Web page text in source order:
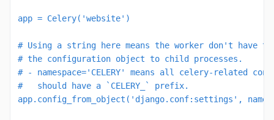
app = Celery('website')
# Using a string here means the worker don't have
# the configuration object to child processes.
# - namespace='CELERY' means all celery-related
#   should have a `CELERY_` prefix.
app.config_from_object('django.conf:settings',